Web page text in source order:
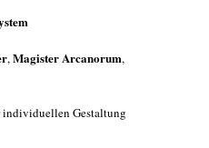
,Magister Arcanorum,
individuellen Gestaltung